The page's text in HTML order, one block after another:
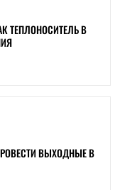
ТЕПЛОНОСИТЕЛЬ В
ВЫХОДНЫЕ В